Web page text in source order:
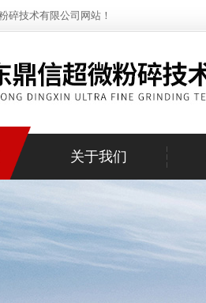
碎技术有限公司网站！
关于我们